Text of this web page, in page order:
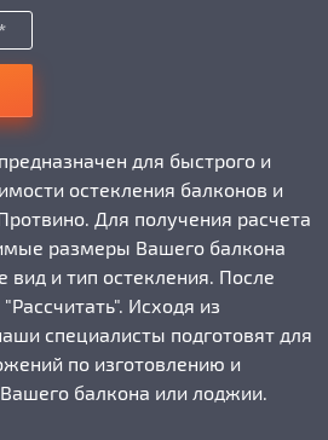
для быстрого и
остекления балконов и
Для получения расчета
размеры Вашего балкона
и тип остекления. После
Исходя из
специалисты подготовят для
по изготовлению и
балкона или лоджии.